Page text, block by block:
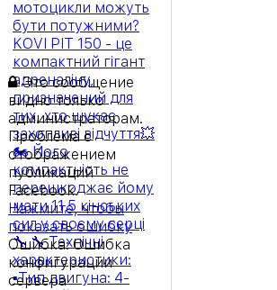
Это сообщение
видно только
администраторам.
Проблема с
отображением
публикаций
Facebook.
Нажмите, чтобы
показать ошибку
Ошибка:Ошибка
конфигурации
сервера